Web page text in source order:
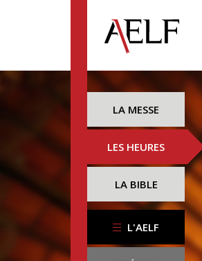
LA MESSE
LES HEURES
LA BIBLE
L'AELF